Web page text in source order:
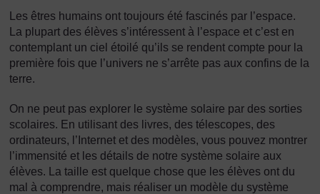
Les êtres humains ont toujours été fascinés par l’espace.
La plupart des élèves s’intéressent à l’espace et c’est en
contemplant un ciel étoilé qu’ils se rendent compte pour la
première fois que l’univers ne s’arrête pas aux confins de la
terre.
On ne peut pas explorer le système solaire par des sorties
scolaires. En utilisant des livres, des télescopes, des
ordinateurs, l’Internet et des modèles, vous pouvez montrer
l’immensité et les détails de notre système solaire aux
élèves. La taille est quelque chose que les élèves ont du
mal à comprendre, mais réaliser un modèle du système